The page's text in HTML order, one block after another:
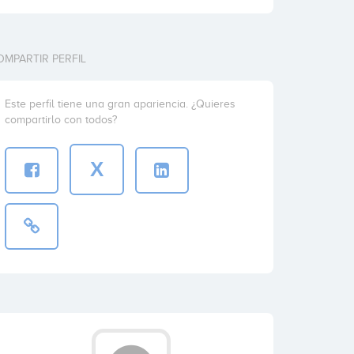
PERFIL
Este perfil tiene una gran apariencia. ¿Quieres
compartirlo con todos?
X